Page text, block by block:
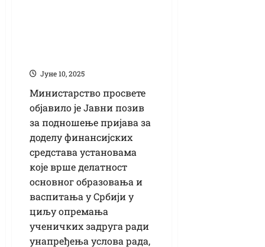
Јуне 10, 2025
Министарство просвете
објавило је Јавни позив
за подношење пријава за
доделу финансијских
средстава установама
које врше делатност
основног образовања и
васпитања у Србији у
циљу опремања
ученичких задруга ради
унапређења услова рада,